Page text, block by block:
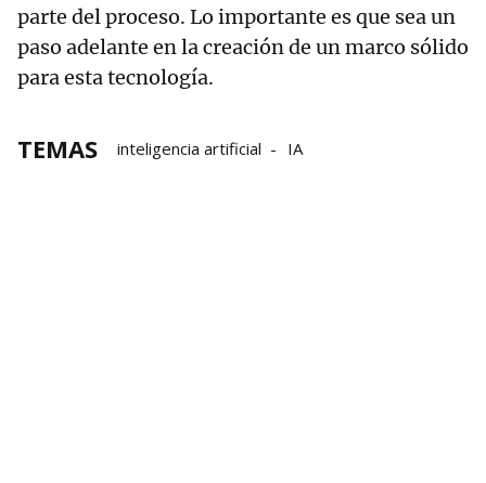
parte del proceso. Lo importante es que sea un
paso adelante en la creación de un marco sólido
para esta tecnología.
TEMAS inteligencia artificial IA